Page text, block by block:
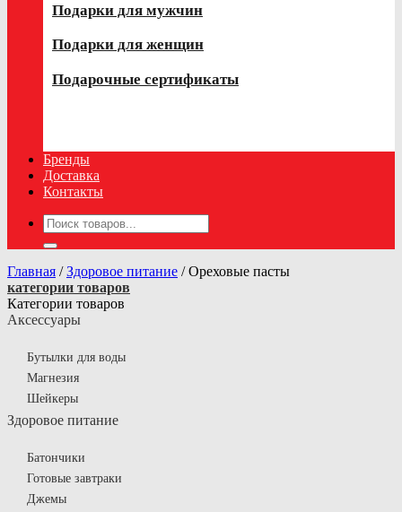
Подарки для мужчин
Подарки для женщин
Подарочные сертификаты
Бренды
Доставка
Контакты
Искать:
Главная / Здоровое питание /Ореховые пасты
категории товаров
Категории товаров
Аксессуары
Бутылки для воды
Магнезия
Шейкеры
Здоровое питание
Батончики
Готовые завтраки
Джемы